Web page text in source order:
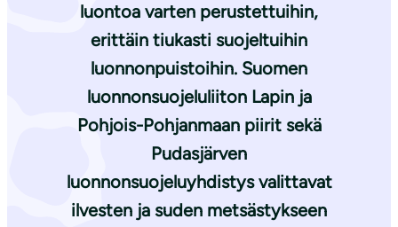
luontoa varten perustettuihin,
erittäin tiukasti suojeltuihin
luonnonpuistoihin. Suomen
luonnonsuojeluliiton Lapin ja
Pohjois-Pohjanmaan piirit sekä
Pudasjärven
luonnonsuojeluyhdistys valittavat
ilvesten ja suden metsästykseen